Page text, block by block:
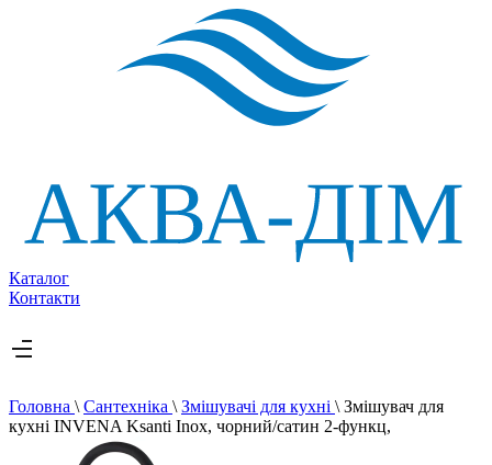
Каталог
Контакти
Головна \ Сантехніка \ Змішувачі для кухні \ Змішувач для
кухні INVENA Ksanti Inox, чорний/сатин 2-функц,